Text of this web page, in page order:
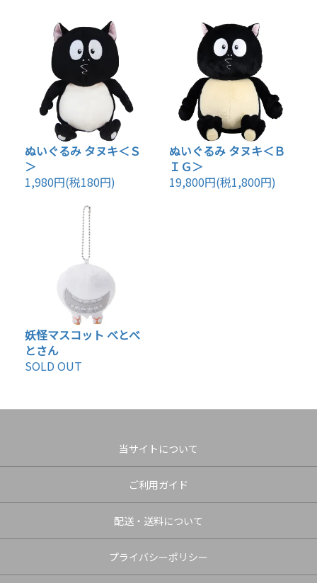
ぬいぐるみ タヌキ＜Ｓ
＞
1,980円(税180円)
ぬいぐるみ タヌキ＜Ｂ
ＩＧ＞
19,800円(税1,800円)
妖怪マスコット べとべ
とさん
SOLD OUT
当サイトについて
ご利用ガイド
配送・送料について
プライバシーポリシー